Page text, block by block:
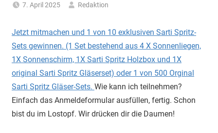
7. April 2025 Redaktion
Jetzt mitmachen und 1 von 10 exklusiven Sarti Spritz-
Sets gewinnen. (1 Set bestehend aus 4 X Sonnenliegen,
1X Sonnenschirm, 1X Sarti Spritz Holzbox und 1X
original Sarti Spritz Gläserset) oder 1 von 500 Orginal
Sarti Spritz Gläser-Sets. Wie kann ich teilnehmen?
Einfach das Anmeldeformular ausfüllen, fertig. Schon
bist du im Lostopf. Wir drücken dir die Daumen!